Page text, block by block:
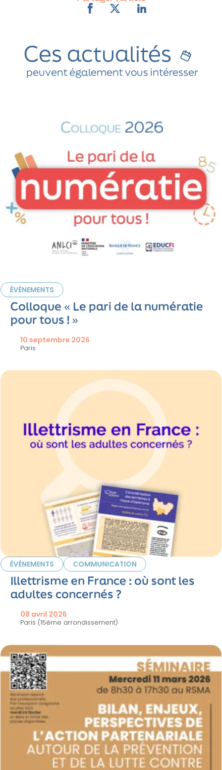
Ces actualités
peuvent également vous intéresser
ÉVÈNEMENTS
Colloque « Le pari de la numératie
pour tous ! »
10 septembre 2026
Paris
ÉVÈNEMENTS COMMUNICATION
Illettrisme en France : où sont les
adultes concernés ?
08 avril 2026
Paris (15ème arrondissement)